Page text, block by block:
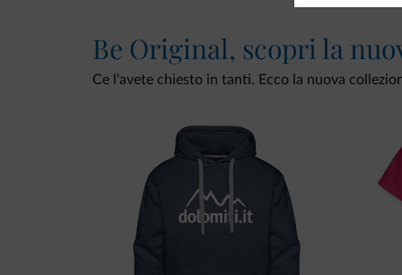
Be Original, scopri la
Ce l'avete chiesto in tanti. Ecco la nuova